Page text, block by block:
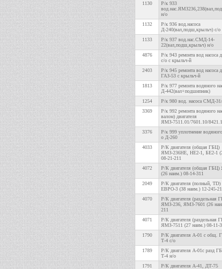
1130
Р/к 933
н/о
1132
Р/к 936 вод.насоса
Д-240(вал,подш,крыльч) с/о
1133
Р/к 937 вод.нас.СМД-14-
22(вал,подш,крыльч) н/о
4876
Р/к 943 ремонта вод насоса
с/о с крыльч-й
2403
Р/к 945 ремонта вод насоса
ГАЗ-53 с крыльч-й
1813
Р/к 977 ремонта водяного
Д-442(вал+подшипник)
1254
Р/к 980 вод. насоса СМД-
3369
Р/к 992 ремонта водяного
валом) двигателя
ЯМЗ-7511.01/7601.10/8421.1
3376
Р/к 999 уплотнение
о Д-260
4033
Р/К двигателя (общая ГБЦ)
ЯМЗ-236НЕ, НЕ2-1, БЕ2-1
08-21-211
4072
Р/К двигателя (общая
(26 наим.) 08-14-311
2049
Р/К двигателя (полный,
ЕВРО-3 (38 наим.) 12-245-
4070
Р/К двигателя (раздельная
ЯМЗ-236, ЯМЗ-7601 (26
211
4071
Р/К двигателя (раздельная
ЯМЗ-7511 (27 наим.) 08-11-
1790
Р/К двигателя А-01 с общ.
Т-4 с/о
1789
Р/К двигателя А-01с разд
Т-4 н/о
1791
Р/К двигателя А-41, ДТ-75